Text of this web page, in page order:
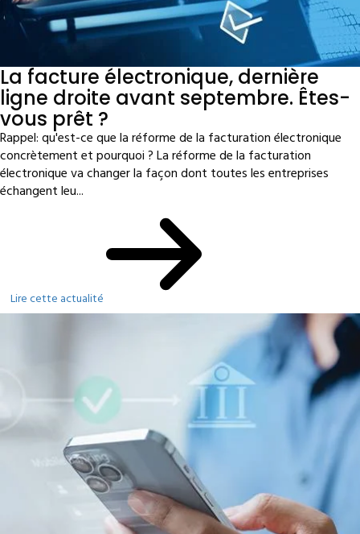
La facture électronique, dernière
ligne droite avant septembre. Êtes-
vous prêt ?
Rappel: qu'est-ce que la réforme de la facturation électronique
concrètement et pourquoi ? La réforme de la facturation
électronique va changer la façon dont toutes les entreprises
échangent leu...
Lire cette actualité